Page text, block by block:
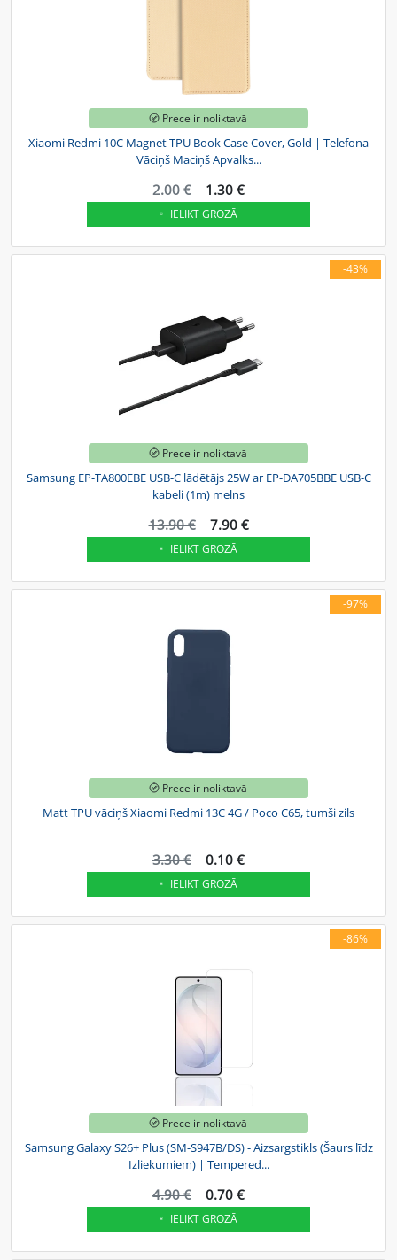
Prece ir noliktavā
Xiaomi Redmi 10C Magnet TPU Book Case Cover, Gold | Telefona
Vāciņš Maciņš Apvalks...
2.00 € 1.30 €
IELIKT GROZĀ
-43%
Prece ir noliktavā
Samsung EP-TA800EBE USB-C lādētājs 25W ar EP-DA705BBE USB-C
kabeli (1m) melns
13.90 € 7.90 €
IELIKT GROZĀ
-97%
Prece ir noliktavā
Matt TPU vāciņš Xiaomi Redmi 13C 4G / Poco C65, tumši zils
3.30 € 0.10 €
IELIKT GROZĀ
-86%
Prece ir noliktavā
Samsung Galaxy S26+ Plus (SM-S947B/DS) - Aizsargstikls (Šaurs līdz
Izliekumiem) | Tempered...
4.90 € 0.70 €
IELIKT GROZĀ